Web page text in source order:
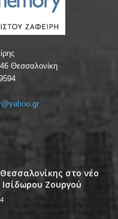
Θεσσαλονίκη
στο νέο
Ζουργού